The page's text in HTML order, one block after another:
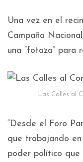
Una vez en el
Campaña
una “fotaza” para
Las Calles al
“Desde el Foro
que trabajando
poder político que